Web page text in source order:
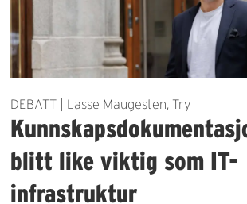
DEBATT | Lasse Maugesten, Try
blitt like viktig som IT-
infrastruktur